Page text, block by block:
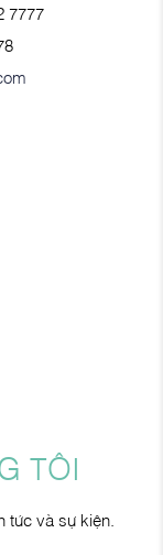
7777
TÔI
tức và sự kiện.